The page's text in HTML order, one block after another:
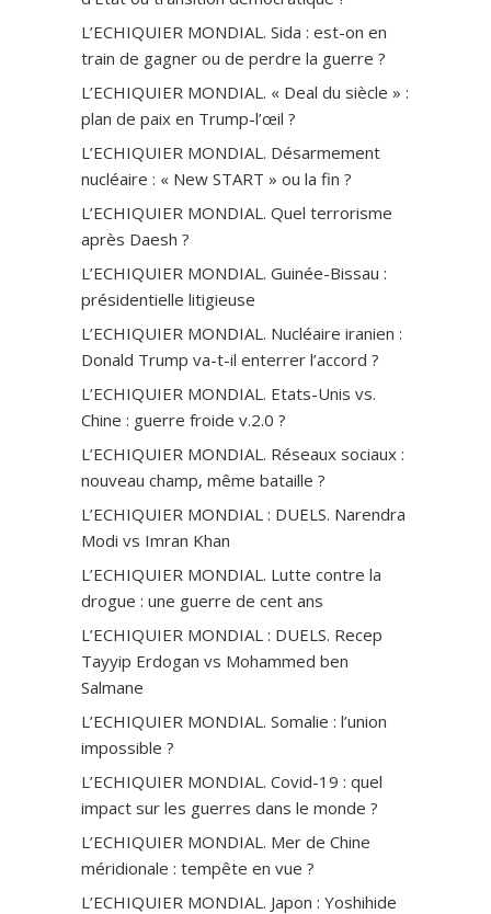
L’ECHIQUIER MONDIAL. Sida : est-on en
train de gagner ou de perdre la guerre ?
L’ECHIQUIER MONDIAL. « Deal du siècle » :
plan de paix en Trump-l’œil ?
L’ECHIQUIER MONDIAL. Désarmement
nucléaire : « New START » ou la fin ?
L’ECHIQUIER MONDIAL. Quel terrorisme
après Daesh ?
L’ECHIQUIER MONDIAL. Guinée-Bissau :
présidentielle litigieuse
L’ECHIQUIER MONDIAL. Nucléaire iranien :
Donald Trump va-t-il enterrer l’accord ?
L’ECHIQUIER MONDIAL. Etats-Unis vs.
Chine : guerre froide v.2.0 ?
L’ECHIQUIER MONDIAL. Réseaux sociaux :
nouveau champ, même bataille ?
L’ECHIQUIER MONDIAL : DUELS. Narendra
Modi vs Imran Khan
L’ECHIQUIER MONDIAL. Lutte contre la
drogue : une guerre de cent ans
L’ECHIQUIER MONDIAL : DUELS. Recep
Tayyip Erdogan vs Mohammed ben
Salmane
L’ECHIQUIER MONDIAL. Somalie : l’union
impossible ?
L’ECHIQUIER MONDIAL. Covid-19 : quel
impact sur les guerres dans le monde ?
L’ECHIQUIER MONDIAL. Mer de Chine
méridionale : tempête en vue ?
L’ECHIQUIER MONDIAL. Japon : Yoshihide